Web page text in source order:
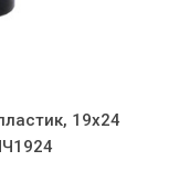
19х24